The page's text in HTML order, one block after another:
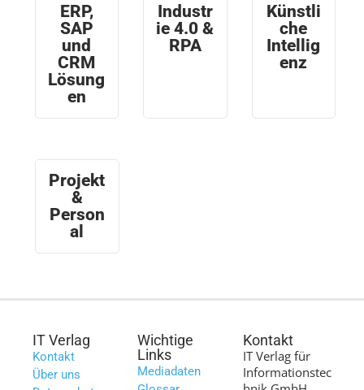
ERP,
SAP
und
CRM
Lösung
en
Industr
ie 4.0 &
RPA
Künstli
che
Intellig
enz
Projekt
&
Person
al
IT Verlag
Kontakt
Über uns
Wichtige
Links
Mediadaten
Kontakt
IT Verlag für
Informationstec